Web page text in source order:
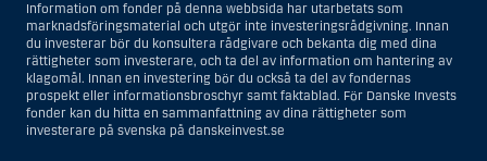
Information om fonder på denna webbsida har utarbetats som
marknadsföringsmaterial och utgör inte investeringsrådgivning. Innan
du investerar bör du konsultera rådgivare och bekanta dig med dina
rättigheter som investerare, och ta del av information om hantering av
klagomål. Innan en investering bör du också ta del av fondernas
prospekt eller informationsbroschyr samt faktablad. För Danske Invests
fonder kan du hitta en sammanfattning av dina rättigheter som
investerare på svenska på danskeinvest.se